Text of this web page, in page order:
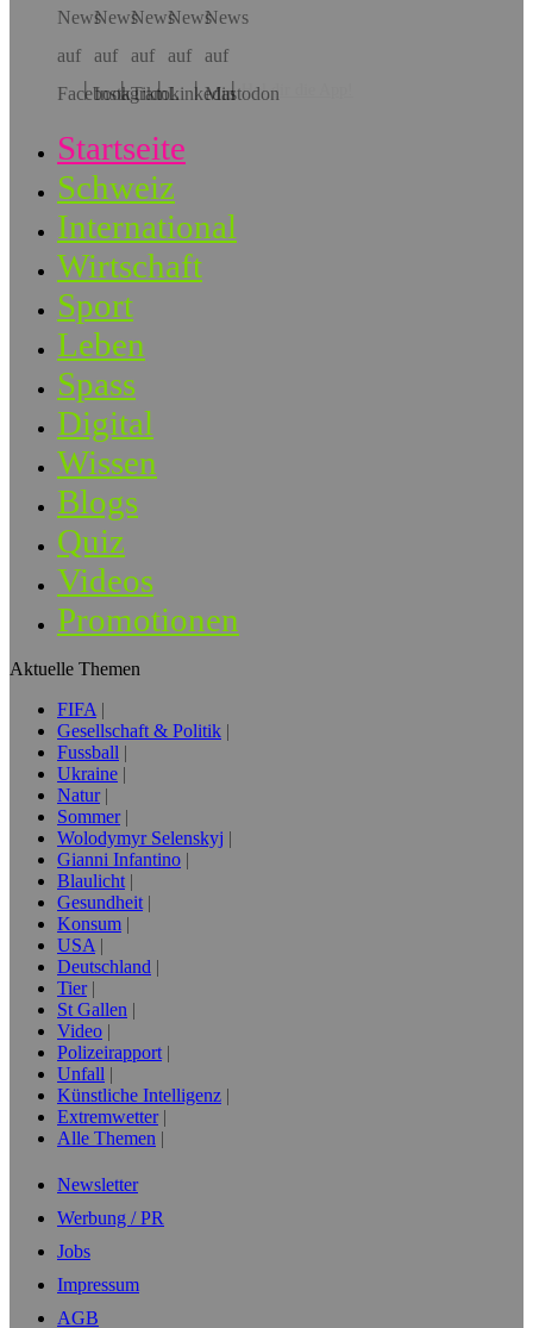
Hol dir die App!
Startseite
Schweiz
International
Wirtschaft
Sport
Leben
Spass
Digital
Wissen
Blogs
Quiz
Videos
Promotionen
Aktuelle Themen
FIFA
Gesellschaft & Politik
Fussball
Ukraine
Natur
Sommer
Wolodymyr Selenskyj
Gianni Infantino
Blaulicht
Gesundheit
Konsum
USA
Deutschland
Tier
St Gallen
Video
Polizeirapport
Unfall
Künstliche Intelligenz
Extremwetter
Alle Themen
Newsletter
Werbung / PR
Jobs
Impressum
AGB